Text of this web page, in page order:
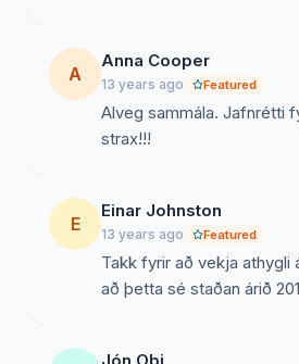
A
Anna Cooper
13 years ago Featured
Alveg sammála. Jafnrétti
strax!!!
E
Einar Johnston
13 years ago Featured
Takk fyrir að vekja athygli
að þetta sé staðan árið